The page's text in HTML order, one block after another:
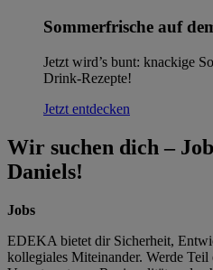
Sommerfrische auf
Jetzt wird’s bunt: knackige
Drink-Rezepte!
Jetzt entdecken
Wir suchen dich –
Daniels!
Jobs
EDEKA bietet dir Sicherheit,
kollegiales Miteinander. Werde Teil